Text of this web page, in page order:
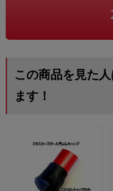
この商品を見た
ます！